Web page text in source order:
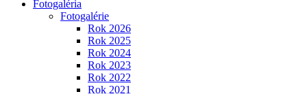
Fotogaléria
Fotogalérie
Rok 2026
Rok 2025
Rok 2024
Rok 2023
Rok 2022
Rok 2021